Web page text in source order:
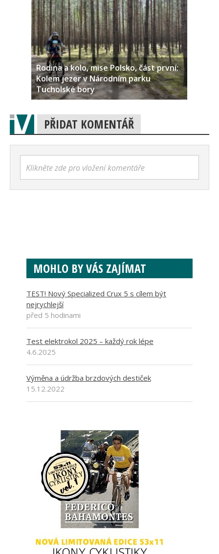
Rodina a kolo, mise Polsko, část první:
Kolem jezer v Národním parku
Tucholské bory
PŘIDAT KOMENTÁŘ
Klikněte zde pro vložení komentáře
MOHLO BY VÁS ZAJÍMAT
TEST! Nový Specialized Crux 5 s cílem být
nejrychlejší
před 5 hodinami
Test elektrokol 2025 – každý rok lépe
4.6.2025
Výměna a údržba brzdových destiček
15.12.2022